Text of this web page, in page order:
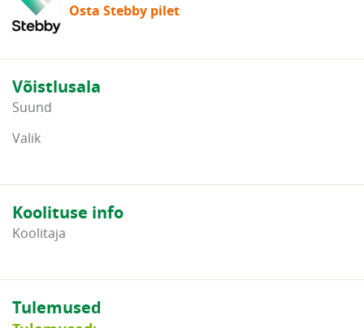
Osta Stebby pilet
Võistlusala
Suund
Valik
Koolituse info
Koolitaja
Tulemused